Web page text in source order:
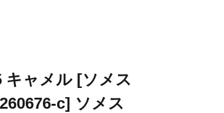
キャメル [ソメス
c] ソメス